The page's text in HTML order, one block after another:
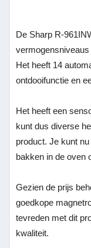
De Sharp R-
Het heeft 14
ontdooifunctie en
Het heeft een
kunt dus diverse
product. Je kunt
bakken in de oven
Gezien de prijs
goedkope
tevreden met dit
kwaliteit.